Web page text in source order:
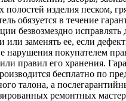
полостей изделия песком,
обязуется в течение
безвозмездно исправлять
или заменять ее, если
нарушения покупателем
правил его хранения.
бесплатно по
талона, а
ремонтных